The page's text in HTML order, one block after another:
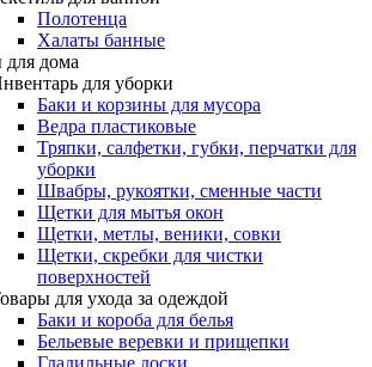
Полотенца
Халаты банные
для дома
для уборки
Баки и корзины для мусора
Ведра пластиковые
Тряпки, салфетки, губки, перчатки для
уборки
Швабры, рукоятки, сменные части
Щетки для мытья окон
Щетки, метлы, веники, совки
Щетки, скребки для чистки
поверхностей
для ухода за одеждой
Баки и короба для белья
Бельевые веревки и прищепки
Гладильные доски